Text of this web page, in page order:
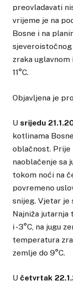
preovladavati
vrijeme je na
Bosne i na
sjeveroistočnog
zraka uglavnom
11°C.
Objavljena je
U srijedu
kotlinama
oblačnost. Prije
naoblačenje sa
tokom noći na
povremeno
snijeg. Vjetar je
Najniža jutarnja
i -3°C, na jugu
temperatura
zemlje do 9°C.
U četvrtak